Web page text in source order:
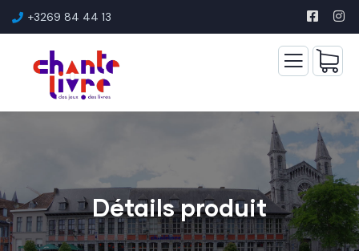
+3269 84 44 13
Détails produit